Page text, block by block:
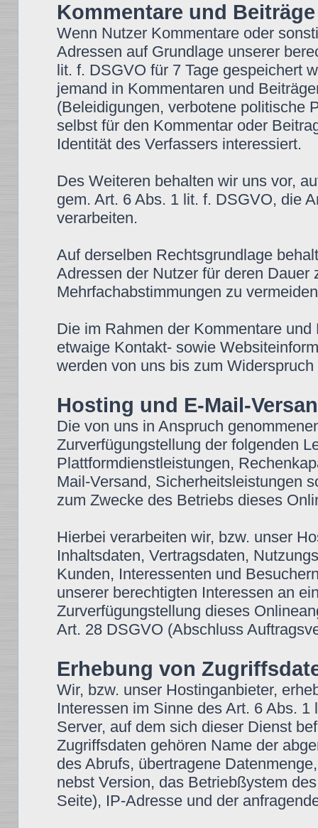
Kommentare und Beiträge
Wenn Nutzer Kommentare oder
Adressen auf Grundlage unserer
lit. f. DSGVO für 7 Tage gespeichert
jemand in Kommentaren und
(Beleidigungen, verbotene politische
selbst für den Kommentar oder
Identität des Verfassers interessiert.
Des Weiteren behalten wir uns vor,
gem. Art. 6 Abs. 1 lit. f. DSGVO, die
verarbeiten.
Auf derselben Rechtsgrundlage
Adressen der Nutzer für deren
Mehrfachabstimmungen zu
Die im Rahmen der Kommentare
etwaige Kontakt- sowie
werden von uns bis zum
Hosting und E-Mail-
Die von uns in Anspruch
Zurverfügungstellung der folgenden
Plattformdienstleistungen,
Mail-Versand, Sicherheitsleistungen
zum Zwecke des Betriebs dieses
Hierbei verarbeiten wir, bzw. unser
Inhaltsdaten, Vertragsdaten,
Kunden, Interessenten und
unserer berechtigten Interessen an
Zurverfügungstellung dieses
Art. 28 DSGVO (Abschluss
Erhebung von
Wir, bzw. unser Hostinganbieter,
Interessen im Sinne des Art. 6 Abs.
Server, auf dem sich dieser Dienst
Zugriffsdaten gehören Name der
des Abrufs, übertragene
nebst Version, das Betriebßystem
Seite), IP-Adresse und der